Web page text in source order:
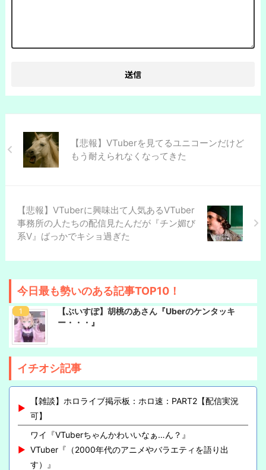
【悲報】VTuberを見てるユニコーンだけど
もう耐えられなくなってきた
【悲報】VTuberに興味出て人気あるVTuber
事務所の人たちの配信見たんだが『チン媚び
系V』ばっかでキショ過ぎた
今日最も勢いのある記事TOP10！
【ぶいすぽ】胡桃のあさん『Uberのケンタッキ
ー・・・』
イチオシ記事
【雑談】ホロライブ掲示板：ホロ速：PART2【配信実況
可】
ワイ『VTuberちゃんかわいいなぁ…ん？』
VTuber『（2000年代のアニメやバラエティを語り出
す）』